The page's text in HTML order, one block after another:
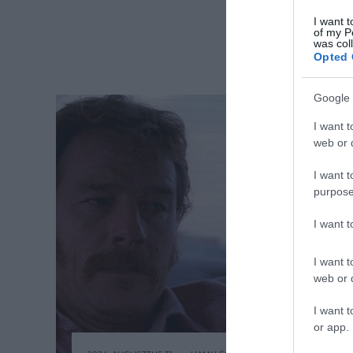
I want
of my
was
Opted
Google
I want
web or
I want
I want
I want
web or
I want
or app.